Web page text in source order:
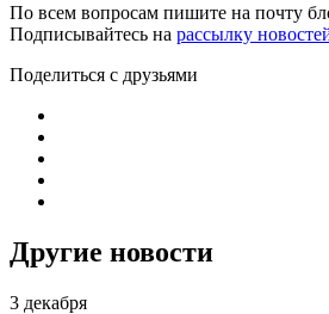
По всем вопросам пишите на почту
Подписывайтесь на рассылку
Поделиться с друзьями
Другие новости
3 декабря